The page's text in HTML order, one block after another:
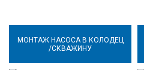
МОНТАЖ НАСОСА В КОЛОДЕЦ
/СКВАЖИНУ